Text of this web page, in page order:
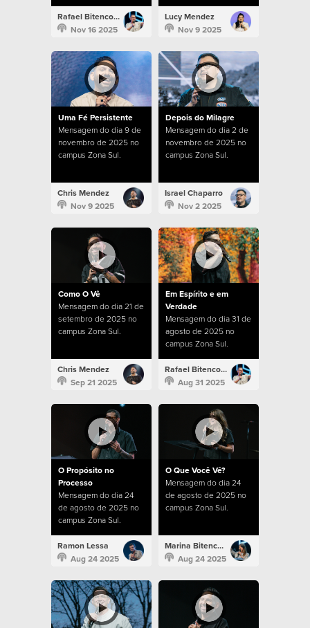
Rafael Bitencourt
Nov 16 2025
Lucy Mendez
Nov 9 2025
Uma Fé Persistente
Mensagem do dia 9 de
novembro de 2025 no
campus Zona Sul.
Chris Mendez
Nov 9 2025
Depois do Milagre
Mensagem do dia 2 de
novembro de 2025 no
campus Zona Sul.
Israel Chaparro
Nov 2 2025
Como O Vê
Mensagem do dia 21 de
setembro de 2025 no
campus Zona Sul.
Chris Mendez
Sep 21 2025
Em Espírito e em
Verdade
Mensagem do dia 31 de
agosto de 2025 no
campus Zona Sul.
Rafael Bitencourt
Aug 31 2025
O Propósito no
Processo
Mensagem do dia 24
de agosto de 2025 no
campus Zona Sul.
Ramon Lessa
Aug 24 2025
O Que Você Vê?
Mensagem do dia 24
de agosto de 2025 no
campus Zona Sul.
Marina Bitencourt
Aug 24 2025